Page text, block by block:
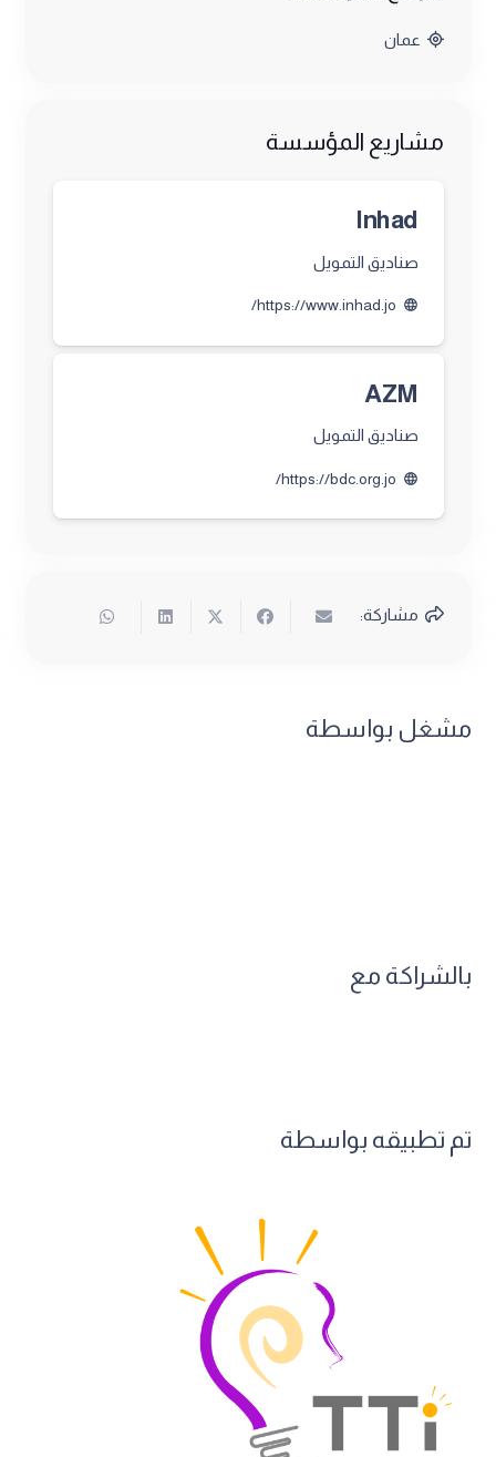
عمان
مشاريع المؤسسة
Inhad
صناديق التمويل
language
https://www.inhad.jo/
AZM
صناديق التمويل
language
https://bdc.org.jo/
مشاركة:
مشغل بواسطة
بالشراكة مع
تم تطبيقه بواسطة